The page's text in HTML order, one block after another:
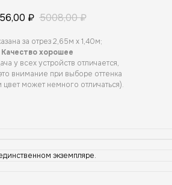
₽ 5008,00₽
за отрез 2,65м х 1,40м;
Качество хорошее
у всех устройств отличается,
внимание при выборе оттенка
цвет может немного отличаться).
экземпляре.